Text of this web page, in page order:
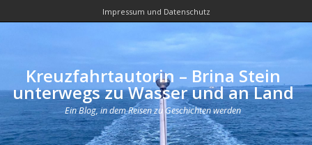
Impressum und Datenschutz
Kreuzfahrtautorin – Brina Stein
unterwegs zu Wasser und an Land
Ein Blog, in dem Reisen zu Geschichten werden